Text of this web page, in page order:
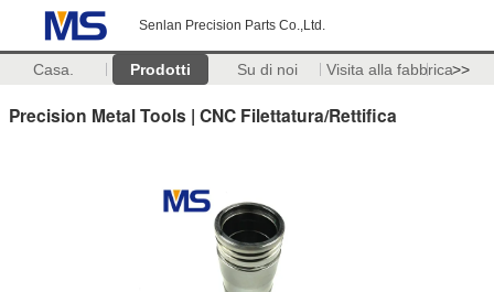
Senlan Precision Parts Co.,Ltd.
Casa. Prodotti Su di noi Visita alla fabbrica>>
Precision Metal Tools | CNC Filettatura/Rettifica